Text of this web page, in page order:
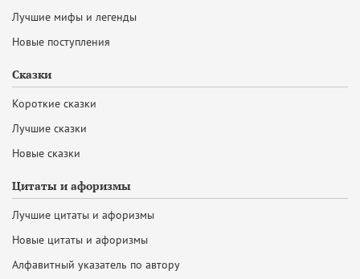
Лучшие мифы и легенды
Новые поступления
Сказки
Короткие сказки
Лучшие сказки
Новые сказки
Цитаты и афоризмы
Лучшие цитаты и афоризмы
Новые цитаты и афоризмы
Алфавитный указатель по автору